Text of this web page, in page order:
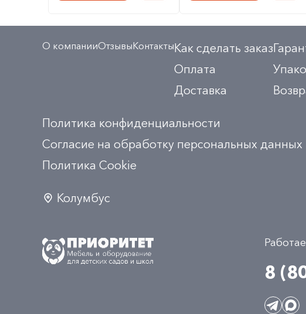
О компанииОтзывыКонтактыКак сделать заказ
Оплата
Доставка
Политика конфиденциальности
Согласие на обработку персональных данных
Политика Сookie
Колумбус
8